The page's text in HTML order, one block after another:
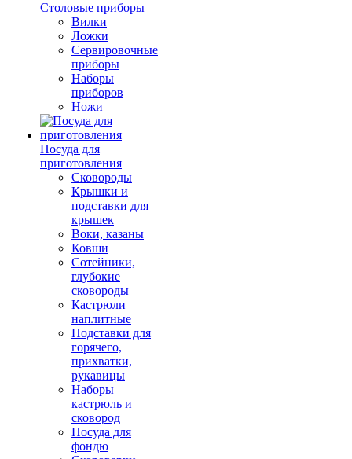
Столовые приборы
Вилки
Ложки
Сервировочные
приборы
Наборы
приборов
Ножи
Посуда для
приготовления
Сковороды
Крышки и
подставки для
крышек
Воки, казаны
Ковши
Сотейники,
глубокие
сковороды
Кастрюли
наплитные
Подставки для
горячего,
прихватки,
рукавицы
Наборы
кастрюль и
сковород
Посуда для
фондю